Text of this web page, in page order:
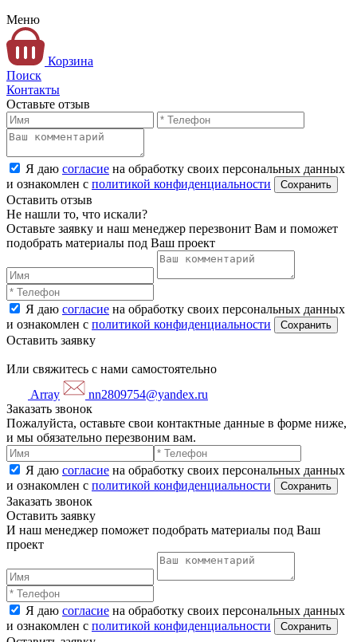
Меню
Корзина
Поиск
Контакты
Оставьте отзыв
Я даю согласие на обработку своих персональных данных
и ознакомлен с политикой конфиденциальности
Оставить отзыв
Не нашли то, что искали?
Оставьте заявку и наш менеджер перезвонит Вам и поможет
подобрать материалы под Ваш проект
Я даю согласие на обработку своих персональных данных
и ознакомлен с политикой конфиденциальности
Оставить заявку
Или свяжитесь с нами самостоятельно
Array
nn2809754@yandex.ru
Заказать звонок
Пожалуйста, оставьте свои контактные данные в форме ниже,
и мы обязательно перезвоним вам.
Я даю согласие на обработку своих персональных данных
и ознакомлен с политикой конфиденциальности
Заказать звонок
Оставить заявку
И наш менеджер поможет подобрать материалы под Ваш
проект
Я даю согласие на обработку своих персональных данных
и ознакомлен с политикой конфиденциальности